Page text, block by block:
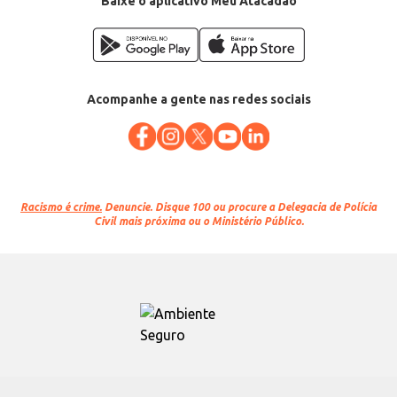
Acompanhe a gente nas redes sociais
Racismo é crime. Denuncie. Disque 100 ou procure a Delegacia de Polícia
Civil mais próxima ou o Ministério Público.